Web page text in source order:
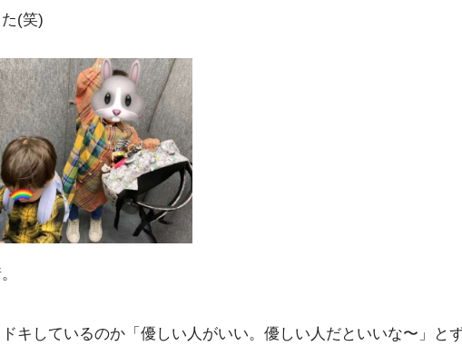
(笑)
キしているのか「優しい人がいい。優しい人だといいな〜」と